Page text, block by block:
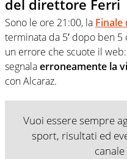
del direttore Ferri
Sono le ore 21:00, la Finale
terminata da 5′ dopo ben 5
un errore che scuote il
segnalaerroneamente la
con Alcaraz.
Vuoi essere sempre
sport, risultati ed
canale